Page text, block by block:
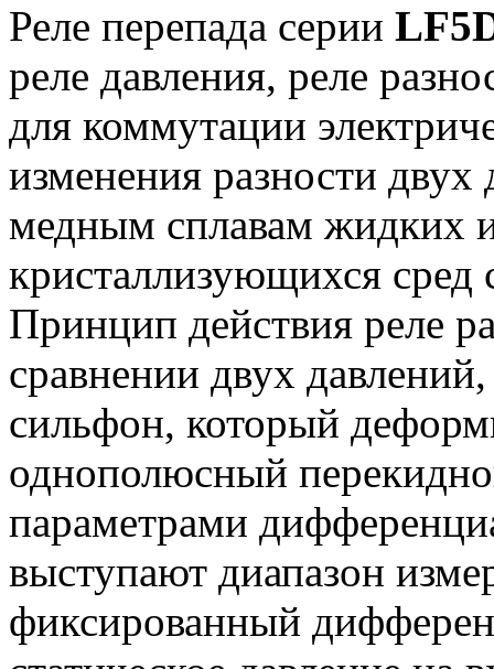
Реле перепада серии
реле давления, реле
для коммутации
изменения разности двух
медным сплавам жидких
кристаллизующихся сред
Принцип действия реле
сравнении двух
сильфон, который
однополюсный
параметрами
выступают диапазон
фиксированный